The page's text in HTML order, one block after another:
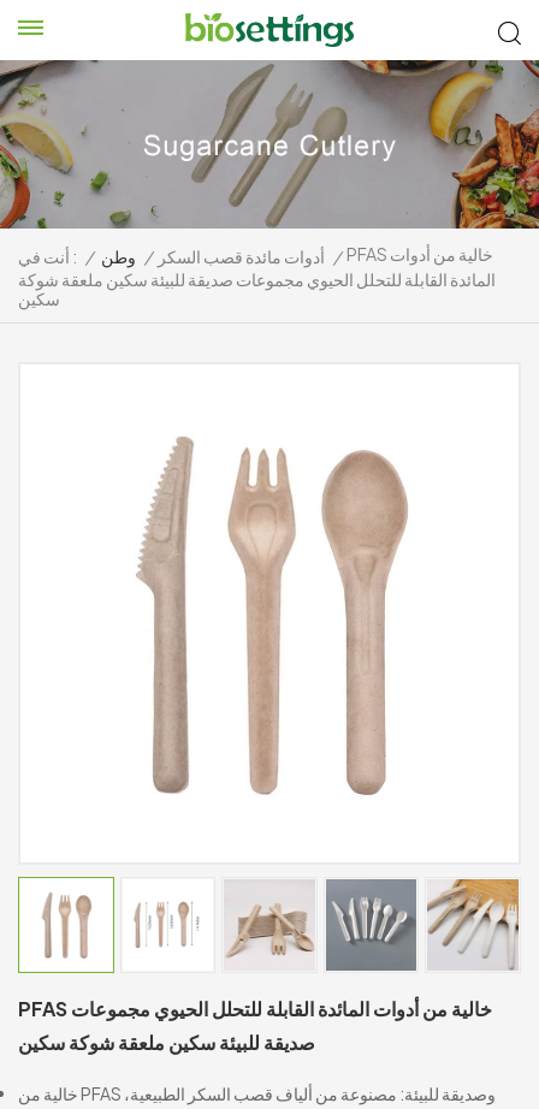
أنت في : / وطن / أدوات مائدة قصب السكر / PFAS خالية من أدوات
المائدة القابلة للتحلل الحيوي مجموعات صديقة للبيئة سكين ملعقة شوكة
سكين
PFAS خالية من أدوات المائدة القابلة للتحلل الحيوي مجموعات
صديقة للبيئة سكين ملعقة شوكة سكين
خالية من PFAS وصديقة للبيئة: مصنوعة من ألياف قصب السكر الطبيعية،